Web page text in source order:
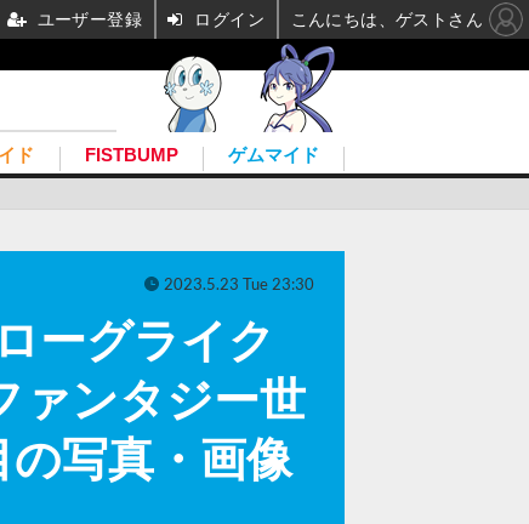
ド FISTBUMP ゲムマイド
ーグライク
ァンタジー世
写真・画像
2023.5.23 Tue 23:30
ユーザー登録 ログイン こんにちは、ゲストさん